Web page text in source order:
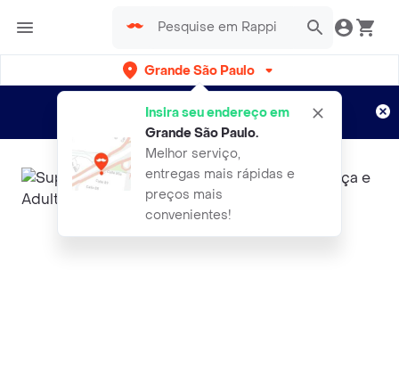
Grande São Paulo
Insira seu endereço em
Grande São Paulo.
Melhor serviço,
entregas mais rápidas e
preços mais
convenientes!
Entregas grátis por 15 dias!
Aplicam T&C